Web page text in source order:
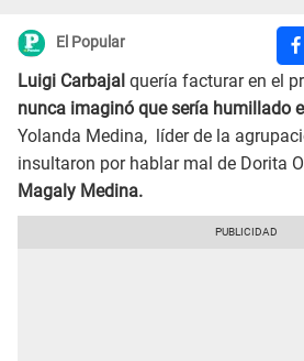
El Popular
Luigi Carbajal quería facturar en el
nunca imaginó que sería humillado
Yolanda Medina, líder de la
insultaron por hablar mal de Dorita
Magaly Medina.